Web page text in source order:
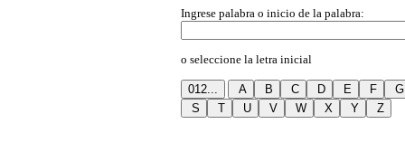
Ingrese palabra o inicio de la palabra:
o seleccione la letra inicial